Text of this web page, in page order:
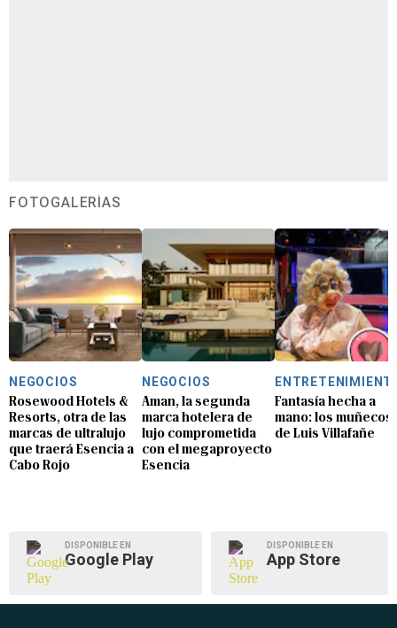
FOTOGALERÍAS
NEGOCIOS
Rosewood Hotels &
Resorts, otra de las
marcas de ultralujo
que traerá Esencia a
Cabo Rojo
NEGOCIOS
Aman, la segunda
marca hotelera de
lujo comprometida
con el megaproyecto
Esencia
Fantasía hecha a
mano: los muñecos
de Luis Villafañe
DISPONIBLE EN
Google Play
DISPONIBLE EN
App Store